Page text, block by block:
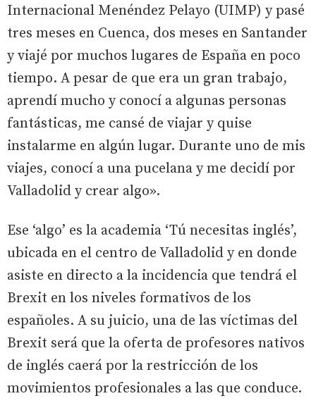
Internacional Menéndez Pelayo (UIMP) y pasé
tres meses en Cuenca, dos meses en Santander
y viajé por muchos lugares de España en poco
tiempo. A pesar de que era un gran trabajo,
aprendí mucho y conocí a algunas personas
fantásticas, me cansé de viajar y quise
instalarme en algún lugar. Durante uno de mis
viajes, conocí a una pucelana y me decidí por
Valladolid y crear algo».
Ese ‘algo’ es la academia ‘Tú necesitas inglés’,
ubicada en el centro de Valladolid y en donde
asiste en directo a la incidencia que tendrá el
Brexit en los niveles formativos de los
españoles. A su juicio, una de las víctimas del
Brexit será que la oferta de profesores nativos
de inglés caerá por la restricción de los
movimientos profesionales a las que conduce.